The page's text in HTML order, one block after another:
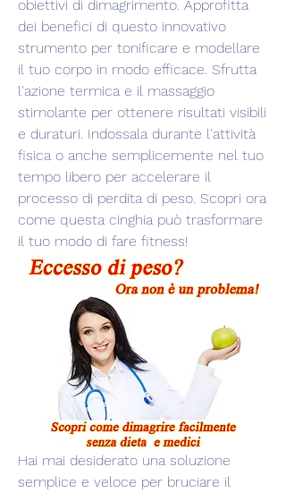
obiettivi di dimagrimento. Approfitta
dei benefici di questo innovativo
strumento per tonificare e modellare
il tuo corpo in modo efficace. Sfrutta
l'azione termica e il massaggio
stimolante per ottenere risultati visibili
e duraturi. Indossala durante l'attività
fisica o anche semplicemente nel tuo
tempo libero per accelerare il
processo di perdita di peso. Scopri ora
come questa cinghia può trasformare
il tuo modo di fare fitness!
Hai mai desiderato una soluzione
semplice e veloce per bruciare il